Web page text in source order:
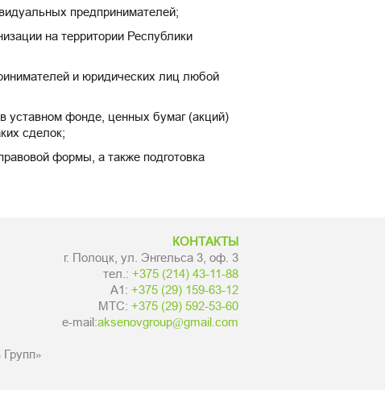
предпринимателей;
на территории Республики
и юридических лиц любой
уставном фонде, ценных бумаг (акций)
сделок;
формы, а также подготовка
КОНТАКТЫ
г. Полоцк, ул. Энгельса 3, оф. 3
тел.: +375 (214) 43-11-88
А1: +375 (29) 159-63-12
МТС: +375 (29) 592-53-60
e-mail:aksenovgroup@gmail.com